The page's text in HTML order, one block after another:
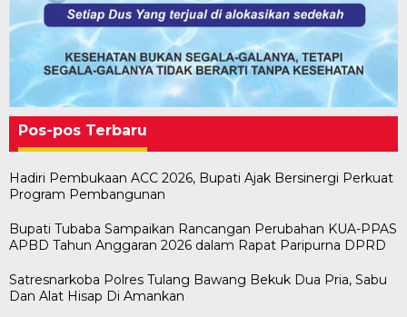
Pos-pos Terbaru
Hadiri Pembukaan ACC 2026, Bupati Ajak Bersinergi Perkuat
Program Pembangunan
Bupati Tubaba Sampaikan Rancangan Perubahan KUA-PPAS
APBD Tahun Anggaran 2026 dalam Rapat Paripurna DPRD
Satresnarkoba Polres Tulang Bawang Bekuk Dua Pria, Sabu
Dan Alat Hisap Di Amankan